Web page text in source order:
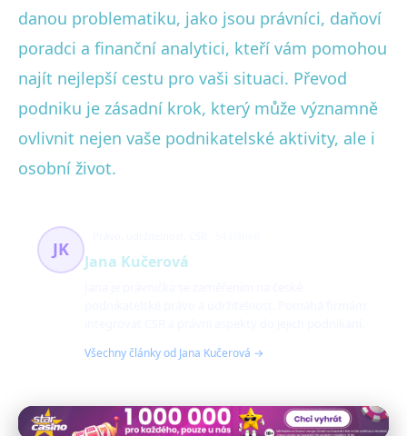
danou problematiku, jako jsou právníci, daňoví
poradci a finanční analytici, kteří vám pomohou
najít nejlepší cestu pro vaši situaci. Převod
podniku je zásadní krok, který může významně
ovlivnit nejen vaše podnikatelské aktivity, ale i
osobní život.
JK
Jana Kučerová
Všechny články od Jana Kučerová →